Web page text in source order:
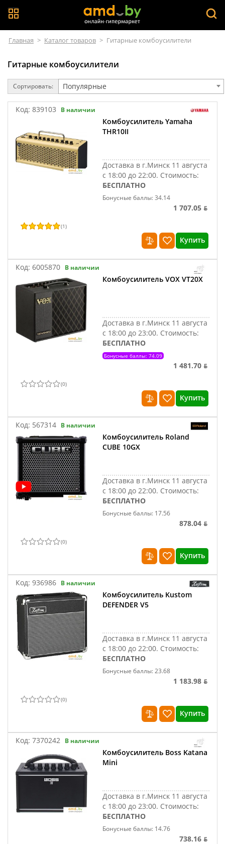
Главная > Каталог товаров > Гитарные комбоусилители
Гитарные комбоусилители
Сортировать: Популярные
Код: 839103 В наличии
Комбоусилитель Yamaha
THR10II
Доставка в г.Минск 11 августа
с 18:00 до 22:00. Стоимость:
БЕСПЛАТНО
Бонусные баллы: 34.14
1 707.05 ƃ
(1)
Купить
Код: 6005870 В наличии
Комбоусилитель VOX VT20X
Доставка в г.Минск 11 августа
с 18:00 до 23:00. Стоимость:
БЕСПЛАТНО
Бонусные баллы: 74.09
1 481.70 ƃ
(0)
Купить
Код: 567314 В наличии
Комбоусилитель Roland
CUBE 10GX
Доставка в г.Минск 11 августа
с 18:00 до 22:00. Стоимость:
БЕСПЛАТНО
Бонусные баллы: 17.56
878.04 ƃ
(0)
Купить
Код: 936986 В наличии
Комбоусилитель Kustom
DEFENDER V5
Доставка в г.Минск 11 августа
с 18:00 до 22:00. Стоимость:
БЕСПЛАТНО
Бонусные баллы: 23.68
1 183.98 ƃ
(0)
Купить
Код: 7370242 В наличии
Комбоусилитель Boss Katana
Mini
Доставка в г.Минск 11 августа
с 18:00 до 23:00. Стоимость:
БЕСПЛАТНО
Бонусные баллы: 14.76
738.16 ƃ